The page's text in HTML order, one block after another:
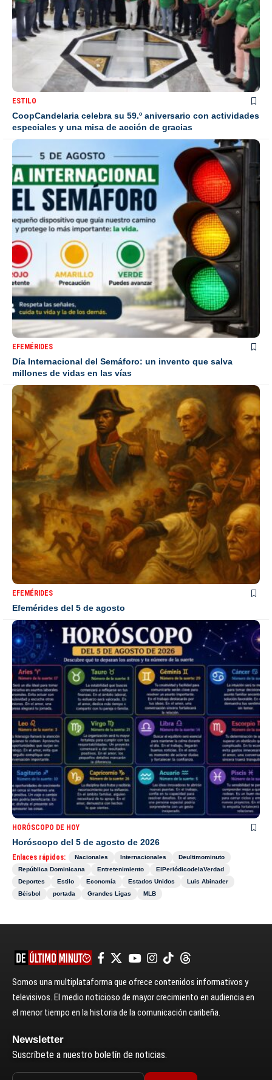
ESTILO
CoopCandelaria celebra su 59.º aniversario con actividades
especiales y una misa de acción de gracias
EFEMÉRIDES
Día Internacional del Semáforo: un invento que salva
millones de vidas en las vías
EFEMÉRIDES
Efemérides del 5 de agosto
HORÓSCOPO DE HOY
Horóscopo del 5 de agosto de 2026
Enlaces rápidos: Nacionales Internacionales
Deultimominuto
República Dominicana
Entretenimiento
ElPeriódicodelaVerdad
Deportes
Estilo Economía Estados Unidos
Luis Abinader
Béisbol
portada Grandes Ligas MLB
Somos una multiplataforma que ofrece contenidos informativos y
televisivos. El medio noticioso de mayor crecimiento en audiencia en
el menor tiempo en la historia de la comunicación caribeña.
Newsletter
Suscríbete a nuestro boletín de noticias.